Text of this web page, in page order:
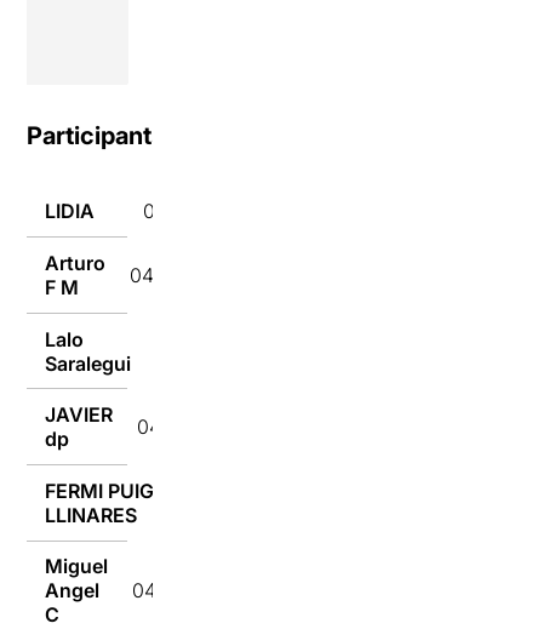
Participants
LIDIA 04/10/2016
Arturo
F M
04/10/2016
Lalo
Saralegui
JAVIER
dp
04/10/2016
FERMI PUIG
LLINARES
Miguel
Angel
C
04/10/2016